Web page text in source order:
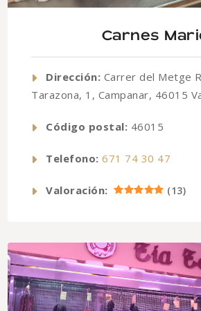
Carnes
Dirección: Carrer del Metge
Tarazona, 1, Campanar, 46015
Código postal: 46015
Telefono: 671 74 30 47
Valoración: (13)